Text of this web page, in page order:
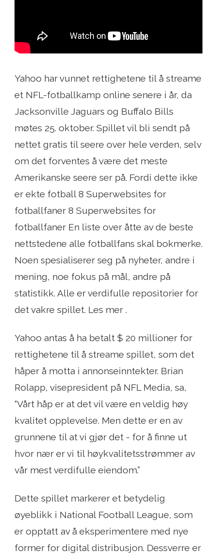
Yahoo har vunnet rettighetene til å streame
et NFL-fotballkamp online senere i år, da
Jacksonville Jaguars og Buffalo Bills
møtes 25. oktober. Spillet vil bli sendt på
nettet gratis til seere over hele verden, selv
om det forventes å være det meste
Amerikanske seere ser på. Fordi dette ikke
er ekte fotball 8 Superwebsites for
fotballfaner 8 Superwebsites for
fotballfaner En liste over åtte av de beste
nettstedene alle fotballfans skal bokmerke.
Noen spesialiserer seg på nyheter, andre i
mening, noe fokus på mål, andre på
statistikk. Alle er verdifulle repositorier for
det vakre spillet. Les mer .
Yahoo antas å ha betalt $ 20 millioner for
rettighetene til å streame spillet, som det
håper å motta i annonseinntekter. Brian
Rolapp, visepresident på NFL Media, sa,
“Vårt håp er at det vil være en veldig høy
kvalitet opplevelse. Men dette er en av
grunnene til at vi gjør det - for å finne ut
hvor nær er vi til høykvalitetsstrømmer av
vår mest verdifulle eiendom.”
Dette spillet markerer et betydelig
øyeblikk i National Football League, som
er opptatt av å eksperimentere med nye
former for digital distribusjon. Dessverre er